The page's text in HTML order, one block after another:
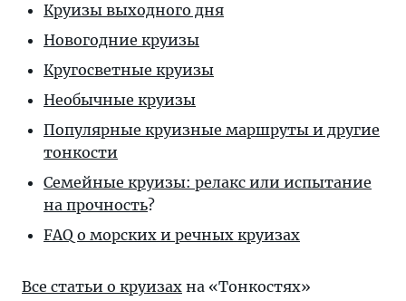
Круизы выходного дня
Новогодние круизы
Кругосветные круизы
Необычные круизы
Популярные круизные маршруты и другие
тонкости
Семейные круизы: релакс или испытание
на прочность?
FAQ о морских и речных круизах
Все статьи о круизах на «Тонкостях»